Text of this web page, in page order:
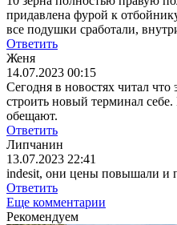
придавлена фурой к
все подушки сработали,
Ответить
Женя
14.07.2023 00:15
Сегодня в новостях читал что
строить новый терминал
обещают.
Ответить
Липчанин
13.07.2023 22:41
indesit, они цены повышали и
Ответить
Еще комментарии
Рекомендуем